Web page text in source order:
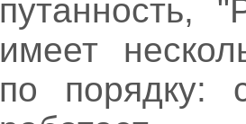
путанность,
имеет
по порядку: